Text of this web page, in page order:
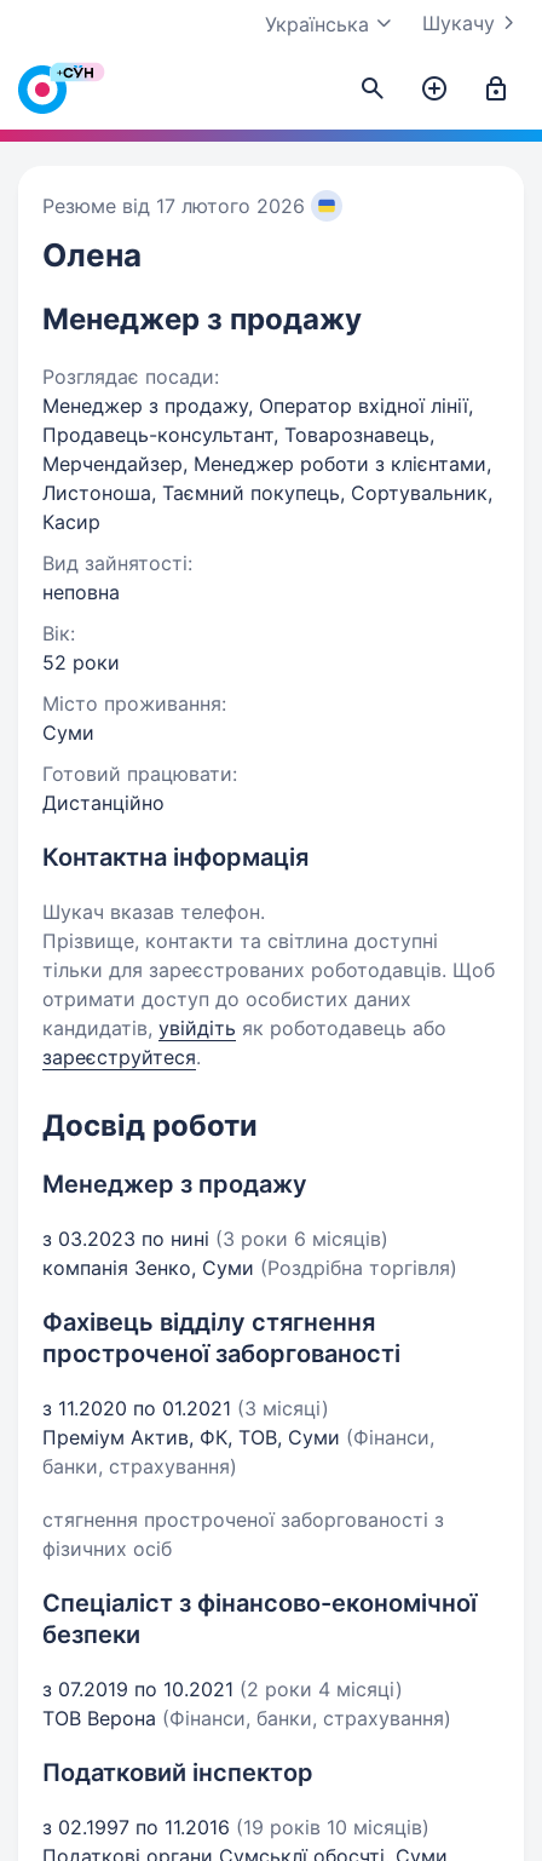
Шукачу
Українська
Резюме від 17 лютого 2026
Олена
Менеджер з продажу
Розглядає посади:
Менеджер з продажу, Оператор вхідної лінії,
Продавець-консультант, Товарознавець,
Мерчендайзер, Менеджер роботи з клієнтами,
Листоноша, Таємний покупець, Сортувальник,
Касир
Вид зайнятості:
неповна
Вік:
52 роки
Місто проживання:
Суми
Готовий працювати:
Дистанційно
Контактна інформація
Шукач вказав телефон.
Прізвище, контакти та світлина доступні
тільки для зареєстрованих роботодавців. Щоб
отримати доступ до особистих даних
кандидатів, увійдіть як роботодавець або
зареєструйтеся.
Досвід роботи
Менеджер з продажу
з 03.2023 по нині (3 роки 6 місяців)
компанія Зенко, Суми (Роздрібна торгівля)
Фахівець відділу стягнення
простроченої заборгованості
з 11.2020 по 01.2021 (3 місяці)
Преміум Актив, ФК, ТОВ, Суми (Фінанси,
банки, страхування)
стягнення простроченої заборгованості з
фізичних осіб
Спеціаліст з фінансово-економічної
безпеки
з 07.2019 по 10.2021 (2 роки 4 місяці)
ТОВ Верона (Фінанси, банки, страхування)
Податковий інспектор
з 02.1997 по 11.2016 (19 років 10 місяців)
Податкові органи Сумськлї обосчті, Суми